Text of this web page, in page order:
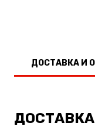
ДОСТАВКА И